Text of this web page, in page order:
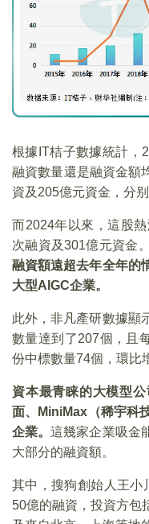
根據IT桔子數據統計，
融資數量還是融資金額
資及205億元資金，分
而2024年以來，這股
次融資及301億元資金。
融資額遠超去年全年的
大型AIGC企業。
此外，非凡產研數據顯
數量達到了207個，且
份中標數量74個，環比
資本最青睐的大模型
面、MiniMax（稀宇科
企業。這幾家企業吸金
大部分的融資額。
其中，搜狗創始人王小
50億的融資，投資方包